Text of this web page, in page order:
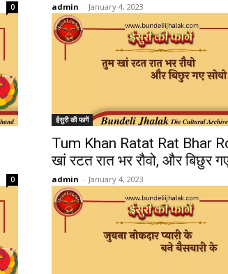
0 admin - January 4, 2023
0
ईसुरी की फागें
Tum Khan Ratat Rat Bhar
खां रटत रात भर रौवो, और बिछुर
admin - January 4, 2023